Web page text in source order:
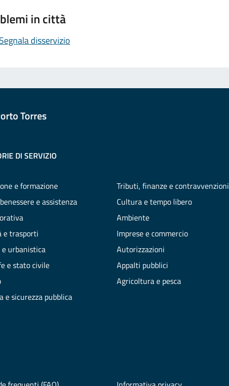
in città
disservizio
Torres
DI SERVIZIO
e formazione
e assistenza
e trasporti
urbanistica
e stato civile
e sicurezza pubblica
Tributi, finanze e contravvenzioni
Cultura e tempo libero
Ambiente
Imprese e commercio
Autorizzazioni
Appalti pubblici
Agricoltura e pesca